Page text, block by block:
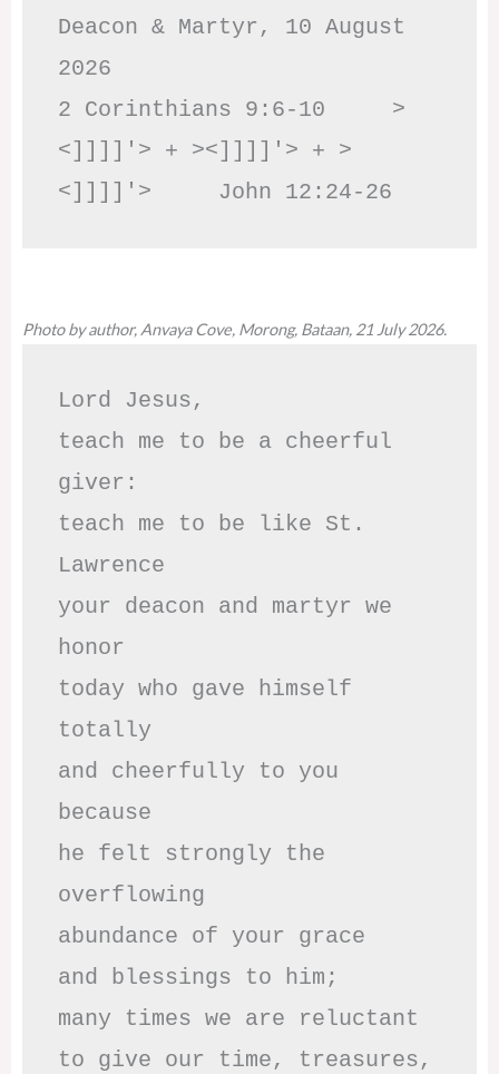
Deacon & Martyr, 10 August
2026
2 Corinthians 9:6-10     >
<]]]]'> + ><]]]]'> + >
<]]]]'>     John 12:24-26
Photo by author, Anvaya Cove, Morong, Bataan, 21 July 2026.
Lord Jesus,
teach me to be a cheerful
giver:
teach me to be like St.
Lawrence
your deacon and martyr we
honor
today who gave himself
totally
and cheerfully to you
because
he felt strongly the
overflowing
abundance of your grace
and blessings to him;
many times we are reluctant
to give our time, treasures,